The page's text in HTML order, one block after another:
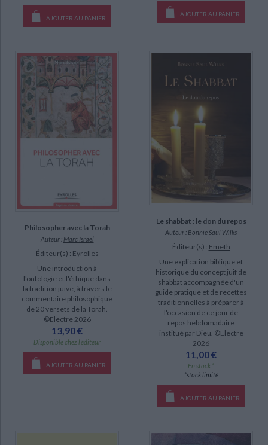
L'Evangile essénien de la paix (2)
L'inconscient de la Bible (2)
La guéroute (2)
DISPONIBILITÉ
epuise (1116)
disponible (957)
manquant (49)
AJOUTER AU PANIER
AJOUTER AU PANIER
Philosopher avec la Torah
Auteur : Marc Israel
Éditeur(s) : Eyrolles
Une introduction à
l'ontologie et l'éthique dans
la tradition juive, à travers le
commentaire philosophique
de 20 versets de la Torah.
©Electre 2026
13,90 €
Disponible chez l'éditeur
AJOUTER AU PANIER
Le shabbat : le don du repos
Auteur : Bonnie Saul Wilks
Éditeur(s) : Emeth
Une explication biblique et
historique du concept juif de
shabbat accompagnée d'un
guide pratique et de recettes
traditionnelles à préparer à
l'occasion de ce jour de
repos hebdomadaire
institué par Dieu. ©Electre
2026
11,00 €
En stock *
*stock limité
AJOUTER AU PANIER